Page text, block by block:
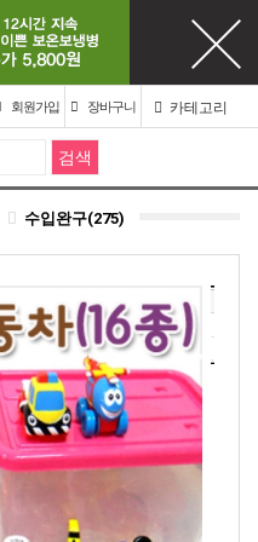
회원가입 장바구니 카테고리
수입완구(275)